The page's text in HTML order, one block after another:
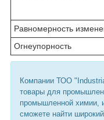
Равномерность
Огнеупорность
Компании ТОО
товары для
промышленной химии,
сможете найти